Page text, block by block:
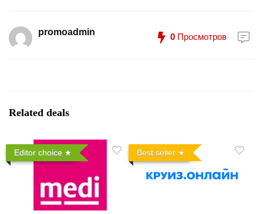
promoadmin 0 Просмотров
Related deals
Editor choice Best seller